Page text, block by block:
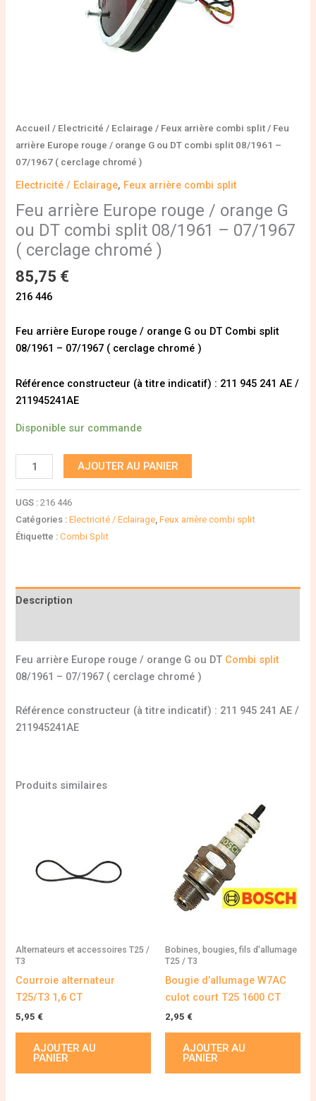
Accueil / Electricité / Eclairage / Feux arrière combi split / Feu
arrière Europe rouge / orange G ou DT combi split 08/1961 –
07/1967 ( cerclage chromé )
Electricité / Eclairage, Feux arrière combi split
Feu arrière Europe rouge / orange G
ou DT combi split 08/1961 – 07/1967
( cerclage chromé )
85,75 €
216 446
Feu arrière Europe rouge / orange G ou DT Combi split
08/1961 – 07/1967 ( cerclage chromé )
Référence constructeur (à titre indicatif) : 211 945 241 AE /
211945241AE
Disponible sur commande
chromé
)
AJOUTER AU PANIER
UGS :216 446
Catégories :Electricité / Eclairage,Feux arrière combi split
Étiquette :Combi Split
Description
Feu arrière Europe rouge / orange G ou DT Combi split
08/1961 – 07/1967 ( cerclage chromé )
Référence constructeur (à titre indicatif) : 211 945 241 AE /
211945241AE
Produits similaires
Alternateurs et accessoires T25 /
T3
Courroie alternateur
T25/T3 1,6 CT
5,95 €
AJOUTER AU
PANIER
Bobines, bougies, fils d'allumage
T25 / T3
Bougie d’allumage W7AC
culot court T25 1600 CT
2,95 €
AJOUTER AU
PANIER